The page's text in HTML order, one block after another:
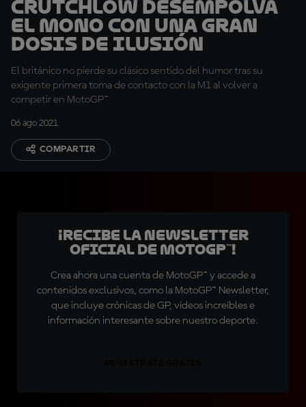
Crutchlow desempolva
el mono con una gran
dosis de ilusión
El británico no pierde su clásico sentido del humor tras su
exigente primera toma de contacto con la M1 al volver a
competir en MotoGP™
06 ago 2021
COMPARTIR
¡Recibe la Newsletter
oficial de MotoGP™!
Crea ahora una cuenta de MotoGP™ y accede a
contenidos exclusivos, como la MotoGP™ Newsletter,
que incluye crónicas de GP, vídeos increíbles e
información interesante sobre nuestro deporte.